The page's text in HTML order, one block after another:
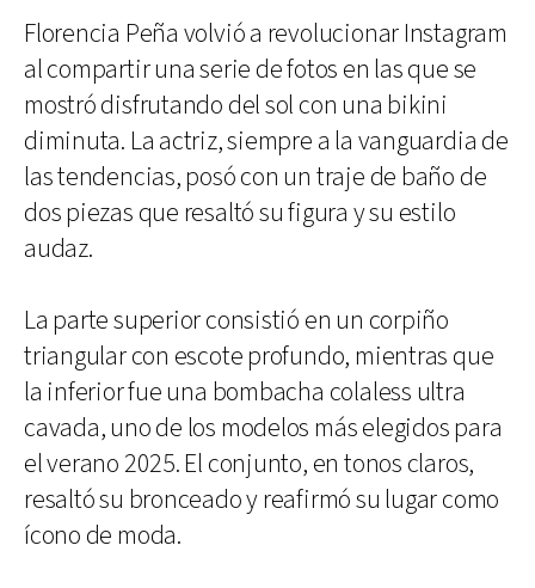
Florencia Peña volvió a revolucionar Instagram
al compartir una serie de fotos en las que se
mostró disfrutando del sol con una bikini
diminuta. La actriz, siempre a la vanguardia de
las tendencias, posó con un traje de baño de
dos piezas que resaltó su figura y su estilo
audaz.
La parte superior consistió en un corpiño
triangular con escote profundo, mientras que
la inferior fue una bombacha colaless ultra
cavada, uno de los modelos más elegidos para
el verano 2025. El conjunto, en tonos claros,
resaltó su bronceado y reafirmó su lugar como
ícono de moda.